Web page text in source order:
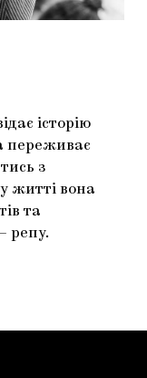
історію
переживає
з
житті вона
та
репу.